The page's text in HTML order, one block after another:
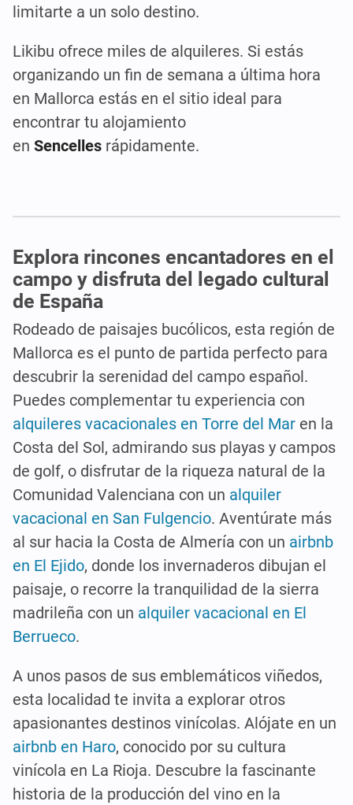
limitarte a un solo destino.
Likibu ofrece miles de alquileres. Si estás
organizando un fin de semana a última hora
en Mallorca estás en el sitio ideal para
encontrar tu alojamiento
en Sencelles rápidamente.
Explora rincones encantadores en el
campo y disfruta del legado cultural
de España
Rodeado de paisajes bucólicos, esta región de
Mallorca es el punto de partida perfecto para
descubrir la serenidad del campo español.
Puedes complementar tu experiencia con
alquileres vacacionales en Torre del Mar en la
Costa del Sol, admirando sus playas y campos
de golf, o disfrutar de la riqueza natural de la
Comunidad Valenciana con un alquiler
vacacional en San Fulgencio. Aventúrate más
al sur hacia la Costa de Almería con un airbnb
en El Ejido, donde los invernaderos dibujan el
paisaje, o recorre la tranquilidad de la sierra
madrileña con un alquiler vacacional en El
Berrueco.
A unos pasos de sus emblemáticos viñedos,
esta localidad te invita a explorar otros
apasionantes destinos vinícolas. Alójate en un
airbnb en Haro, conocido por su cultura
vinícola en La Rioja. Descubre la fascinante
historia de la producción del vino en la